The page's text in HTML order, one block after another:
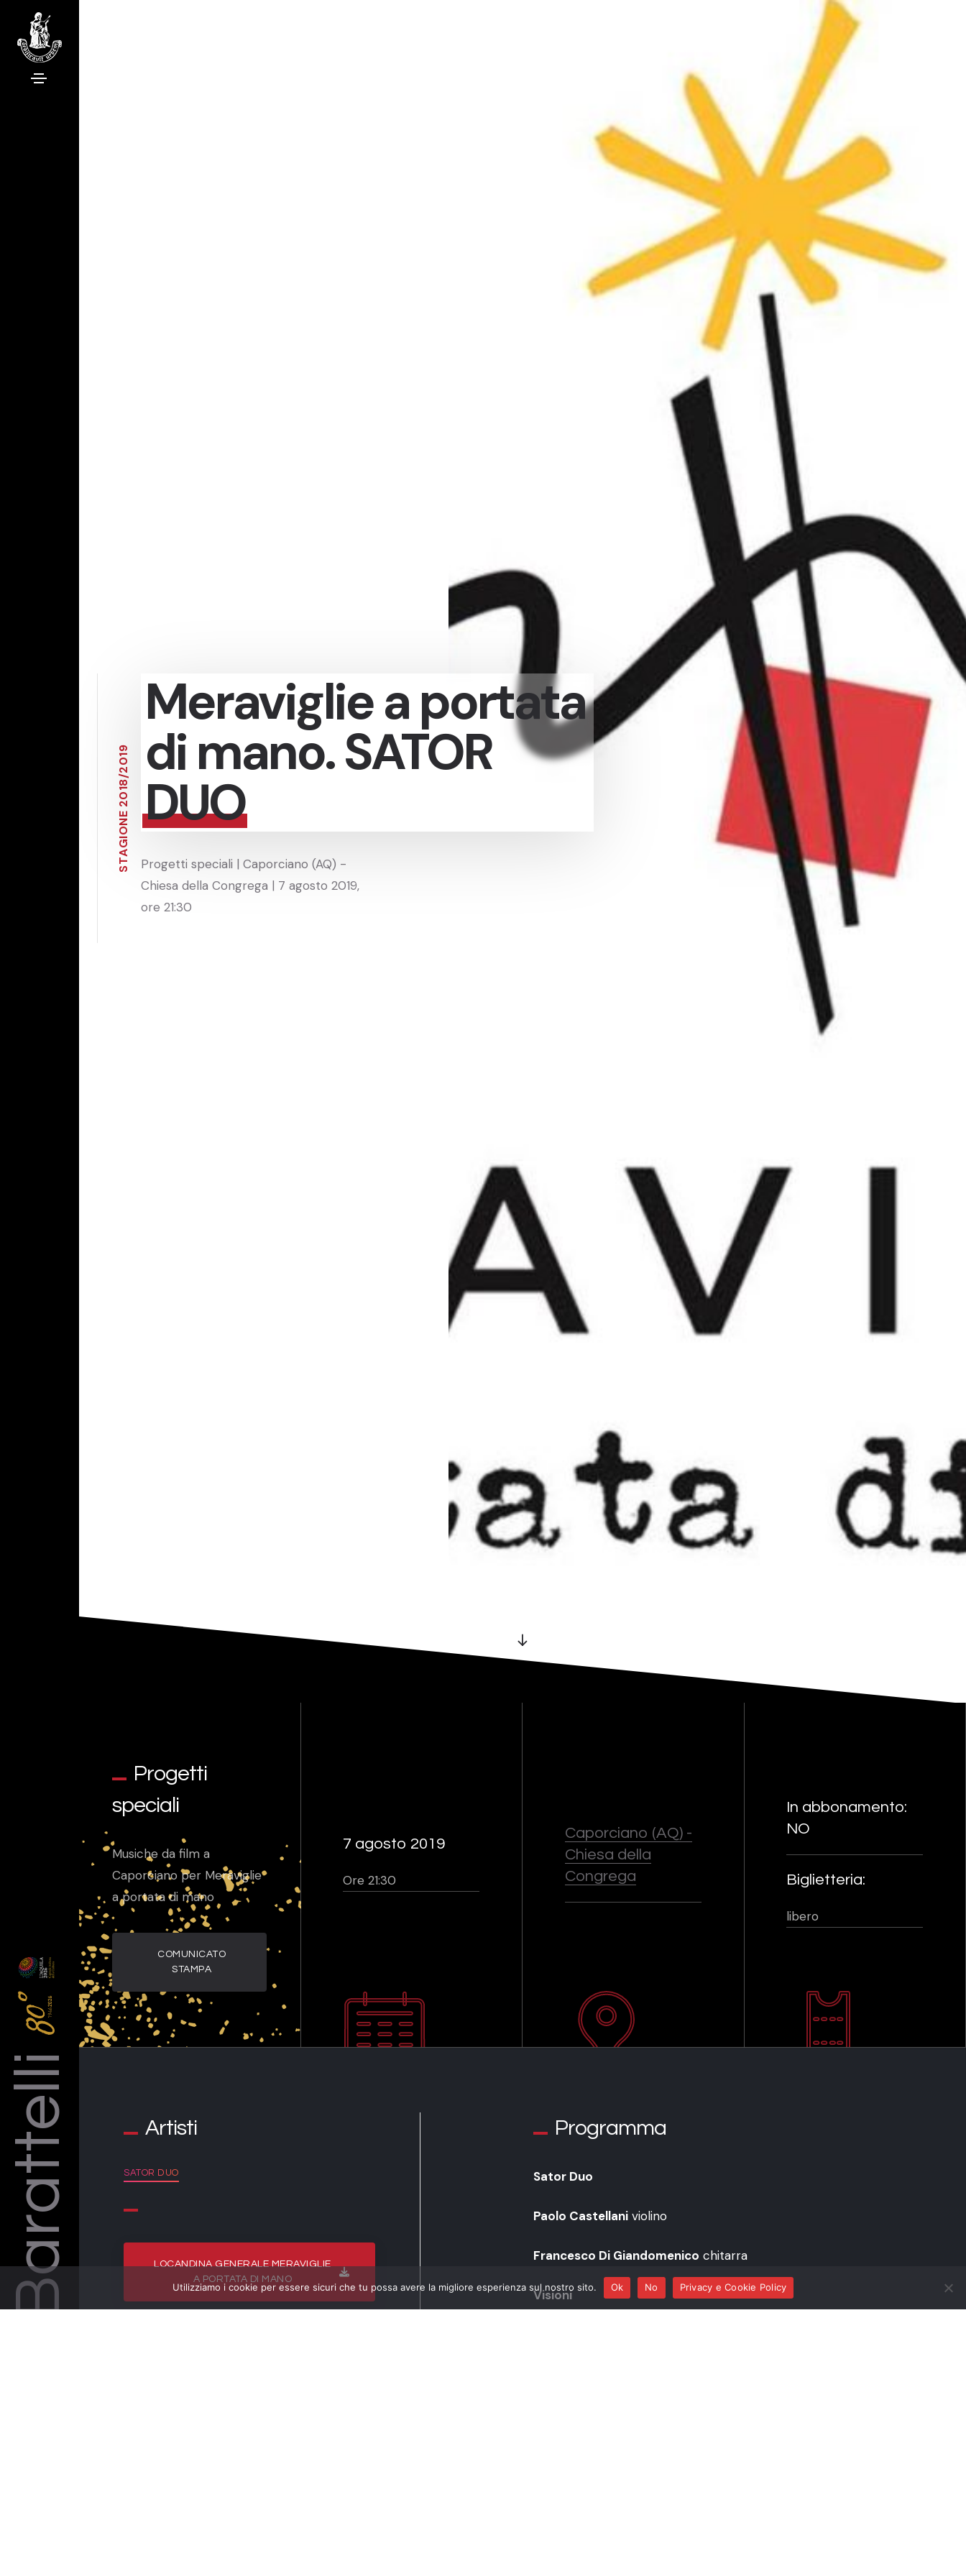
Barattelli
S
T
A
G
I
O
N
E
2
0
1
8
/
2
0
1
9
Meraviglie a portata
di mano. SATOR
DUO
Progetti speciali | Caporciano (AQ) -
Chiesa della Congrega | 7 agosto 2019,
ore 21:30
Progetti
speciali
Musiche da film a
Caporciano per Meraviglie
a portata di mano
COMUNICATO
STAMPA
7 agosto 2019
Ore 21:30
Caporciano (AQ) -
Chiesa della
Congrega
In abbonamento:
NO
Biglietteria:
libero
Artisti
SATOR DUO
LOCANDINA GENERALE MERAVIGLIE
A PORTATA DI MANO
Programma
Sator Duo
Paolo Castellani violino
Francesco Di Giandomenico chitarra
Visioni
Utilizziamo i cookie per essere sicuri che tu possa avere la migliore esperienza sul nostro sito. Ok No Privacy e Cookie Policy